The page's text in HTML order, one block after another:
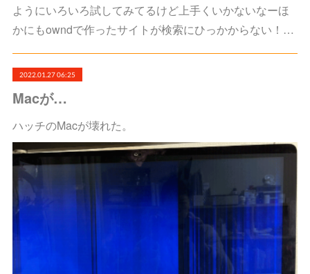
ようにいろいろ試してみてるけど上手くいかないなーほ
かにもowndで作ったサイトが検索にひっかからない！…
2022.01.27 06:25
Macが…
ハッチのMacが壊れた。